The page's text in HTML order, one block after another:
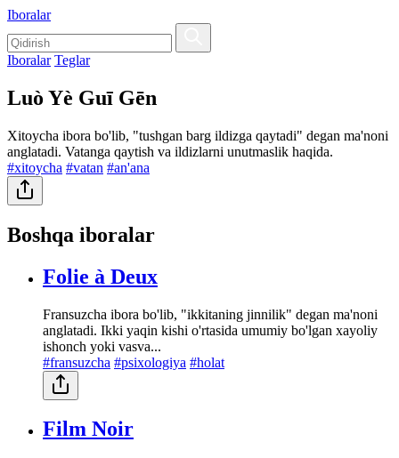
Iboralar
Iboralar Teglar
Luò Yè Guī Gēn
Xitoycha ibora bo'lib, "tushgan barg ildizga qaytadi" degan ma'noni
anglatadi. Vatanga qaytish va ildizlarni unutmaslik haqida.
#xitoycha #vatan #an'ana
Boshqa iboralar
Folie à Deux
Fransuzcha ibora bo'lib, "ikkitaning jinnilik" degan ma'noni
anglatadi. Ikki yaqin kishi o'rtasida umumiy bo'lgan xayoliy
ishonch yoki vasva...
#fransuzcha #psixologiya #holat
Film Noir